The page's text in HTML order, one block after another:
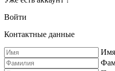
Войти
Контактные данные
Имя